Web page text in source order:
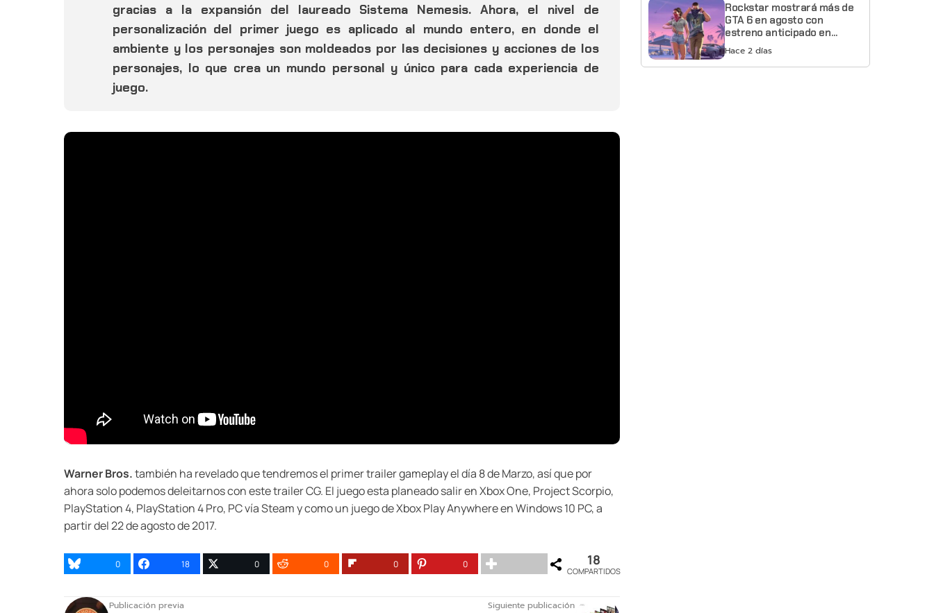
gracias a la expansión del laureado Sistema Nemesis. Ahora, el nivel de
personalización del primer juego es aplicado al mundo entero, en donde el
ambiente y los personajes son moldeados por las decisiones y acciones de los
personajes, lo que crea un mundo personal y único para cada experiencia de
juego.
Warner Bros.también ha revelado que tendremos el primer trailer gameplay el día 8 de Marzo, así que por
ahora solo podemos deleitarnos con este trailer CG. El juego esta planeado salir en Xbox One, Project Scorpio,
PlayStation 4, PlayStation 4 Pro, PC vía Steam y como un juego de Xbox Play Anywhere en Windows 10 PC, a
partir del 22 de agosto de 2017.
0 18 0 0 0 0 18
COMPARTIDOS
Publicación previa Siguiente publicación
Rockstar mostrará más de
GTA 6 en agosto con
estreno anticipado en
Netflix
Hace 2 días